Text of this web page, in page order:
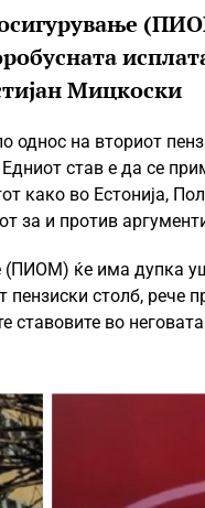
Мицкоски
однос на вториот
став е да се
во Естонија,
за и против
ќе има дупка
пензиски столб, рече
во